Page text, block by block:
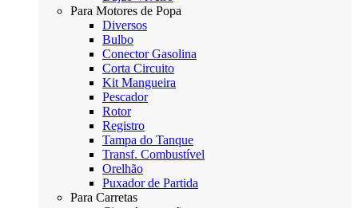
Para Motores de Popa
Diversos
Bulbo
Conector Gasolina
Corta Circuito
Kit Mangueira
Pescador
Rotor
Registro
Tampa do Tanque
Transf. Combustível
Orelhão
Puxador de Partida
Para Carretas